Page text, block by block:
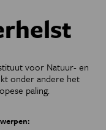
BLOGS
voor Natuur- en
onder andere het
paling.